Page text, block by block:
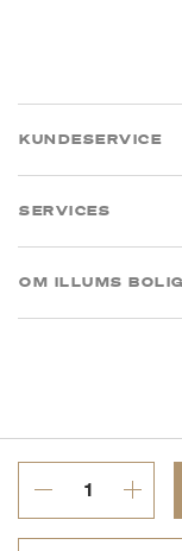
KUNDESERVICE
SERVICES
OM ILLUMS